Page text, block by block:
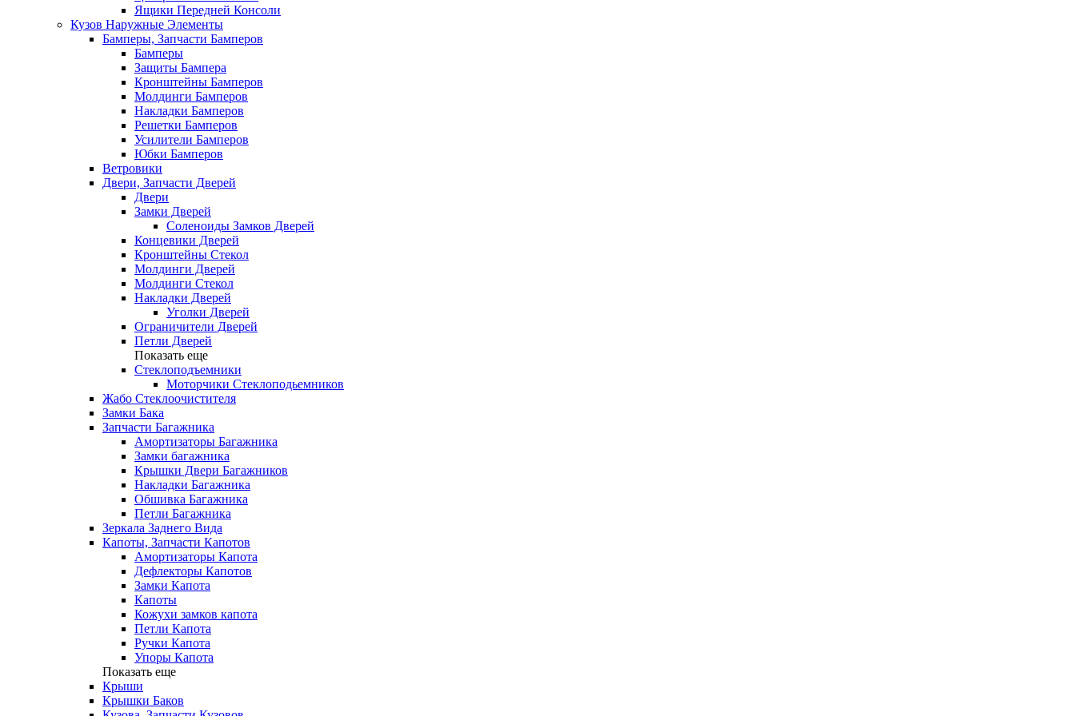
Ящики Передней Консоли
Кузов Наружные Элементы
Бамперы, Запчасти Бамперов
Бамперы
Защиты Бампера
Кронштейны Бамперов
Молдинги Бамперов
Накладки Бамперов
Решетки Бамперов
Усилители Бамперов
Юбки Бамперов
Ветровики
Двери, Запчасти Дверей
Двери
Замки Дверей
Соленоиды Замков Дверей
Концевики Дверей
Кронштейны Стекол
Молдинги Дверей
Молдинги Стекол
Накладки Дверей
Уголки Дверей
Ограничители Дверей
Петли Дверей
Показать еще
Стеклоподъемники
Моторчики Стеклоподьемников
Жабо Стеклоочистителя
Замки Бака
Запчасти Багажника
Амортизаторы Багажника
Замки багажника
Крышки Двери Багажников
Накладки Багажника
Обшивка Багажника
Петли Багажника
Зеркала Заднего Вида
Капоты, Запчасти Капотов
Амортизаторы Капота
Дефлекторы Капотов
Замки Капота
Капоты
Кожухи замков капота
Петли Капота
Ручки Капота
Упоры Капота
Показать еще
Крыши
Крышки Баков